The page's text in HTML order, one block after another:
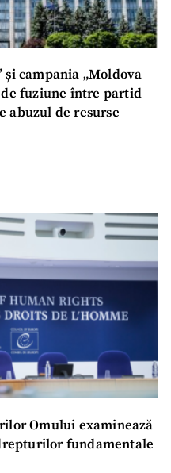
și campania „Moldova
fuziune între partid
abuzul de resurse
Omului examinează
fundamentale